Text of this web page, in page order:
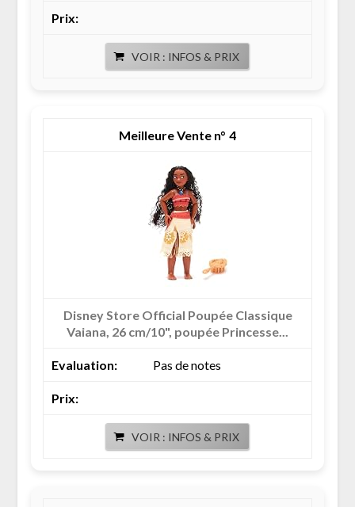
VOIR : INFOS & PRIX
4
Disney Store Official Poupée Classique
Vaiana, 26 cm/10", poupée Princesse...
Pas de notes
VOIR : INFOS & PRIX